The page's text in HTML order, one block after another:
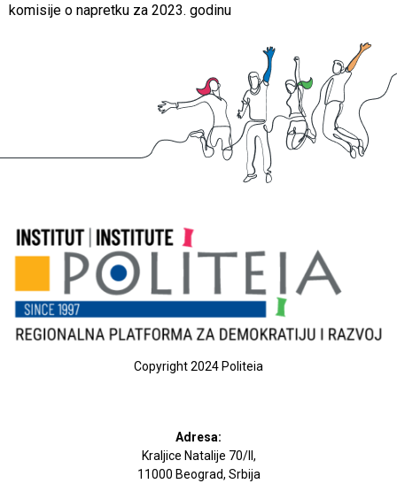
komisije o napretku za 2023. godinu
Copyright 2024 Politeia
Adresa:
Kraljice Natalije 70/II,
11000 Beograd, Srbija